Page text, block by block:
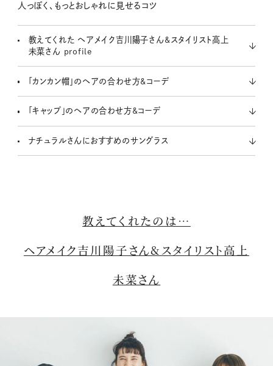
人っぽく、もっとおしゃれに見せるコツ
教えてくれた ヘアメイク吉川陽子さん&スタイリスト高上
未菜さん profile
「カンカン帽」のヘアの合わせ方&コーデ
「キャップ」のヘアの合わせ方&コーデ
ナチュラルさんにおすすめのサングラス
教えてくれたのは…
ヘアメイク吉川陽子さん&スタイリスト高上
未菜さん